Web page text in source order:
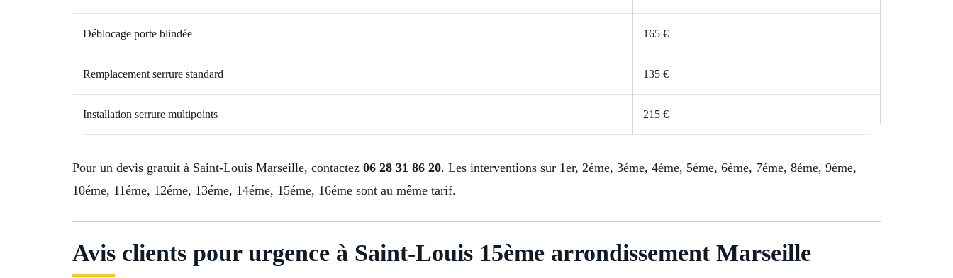
Déblocage porte blindée 165 €
Remplacement serrure standard 135 €
Installation serrure multipoints 215 €
Pour un devis gratuit à Saint-Louis Marseille, contactez 06 28 31 86 20. Les interventions sur 1er, 2éme, 3éme, 4éme, 5éme, 6éme, 7éme, 8éme, 9éme,
10éme, 11éme, 12éme, 13éme, 14éme, 15éme, 16éme sont au même tarif.
Avis clients pour urgence à Saint-Louis 15ème arrondissement Marseille